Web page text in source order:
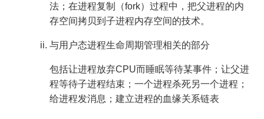
法；在进程复制（fork）过程中，把父进程的内
存空间拷贝到子进程内存空间的技术。
与用户态进程生命周期管理相关的部分
包括让进程放弃CPU而睡眠等待某事件；让父进
程等待子进程结束；一个进程杀死另一个进程；
给进程发消息；建立进程的血缘关系链表